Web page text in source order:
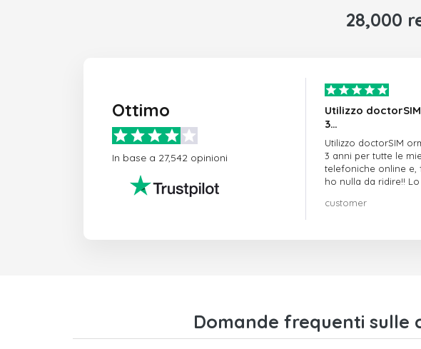
28,000
Ottimo
In base a 27,542 opinioni
Utilizzo
3…
Utilizzo doctorSIM
3 anni per tutte le
telefoniche online e,
ho nulla da ridire!!
customer
Domande frequenti sulle